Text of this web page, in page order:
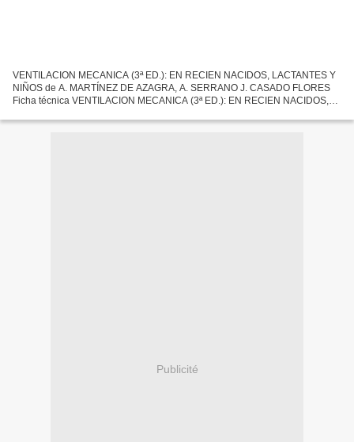
VENTILACION MECANICA (3ª ED.): EN RECIEN NACIDOS, LACTANTES Y
NIÑOS de A. MARTÍNEZ DE AZAGRA, A. SERRANO J. CASADO FLORES
Ficha técnica VENTILACION MECANICA (3ª ED.): EN RECIEN NACIDOS,
CASADO FLORES...
Publicité